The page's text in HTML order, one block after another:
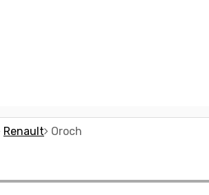
Renault Oroch